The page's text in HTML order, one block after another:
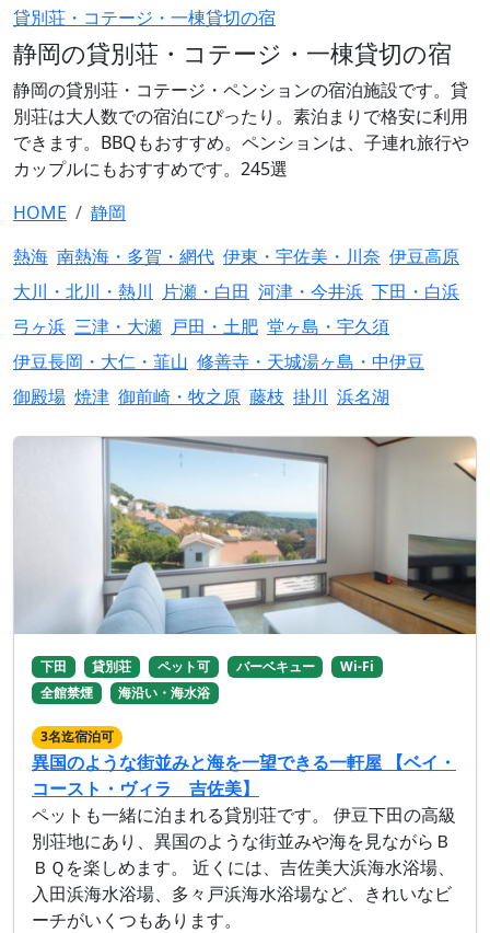
貸別荘・コテージ・一棟貸切の宿
静岡の貸別荘・コテージ・一棟貸切の宿
静岡の貸別荘・コテージ・ペンションの宿泊施設です。貸
別荘は大人数での宿泊にぴったり。素泊まりで格安に利用
できます。BBQもおすすめ。ペンションは、子連れ旅行や
カップルにもおすすめです。245選
HOME
静岡
熱海 南熱海・多賀・網代 伊東・宇佐美・川奈 伊豆高原
大川・北川・熱川 片瀬・白田 河津・今井浜 下田・白浜
弓ヶ浜 三津・大瀬 戸田・土肥 堂ヶ島・宇久須
伊豆長岡・大仁・韮山 修善寺・天城湯ヶ島・中伊豆
御殿場 焼津 御前崎・牧之原 藤枝 掛川 浜名湖
下田 貸別荘 ペット可 バーベキュー
Wi-Fi
全館禁煙
海沿い・海水浴
3名迄宿泊可
異国のような街並みと海を一望できる一軒屋 【ベイ・
コースト・ヴィラ 吉佐美】
ペットも一緒に泊まれる貸別荘です。 伊豆下田の高級
別荘地にあり、異国のような街並みや海を見ながらＢ
ＢＱを楽しめます。 近くには、吉佐美大浜海水浴場、
入田浜海水浴場、多々戸浜海水浴場など、きれいなビ
ーチがいくつもあります。